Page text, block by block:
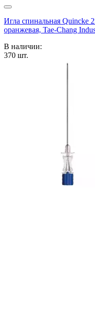
Игла спинальная Quincke
оранжевая, Tae-Chang
В наличии:
370 шт.